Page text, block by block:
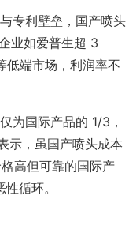
专利壁垒，国产喷头
业如爱普生超 3
低端市场，利润率不
为国际产品的 1/3，
，虽国产喷头成本
高但可靠的国际产
循环。